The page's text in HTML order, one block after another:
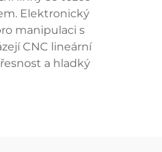
Elektronický
manipulaci s
CNC lineární
a hladký